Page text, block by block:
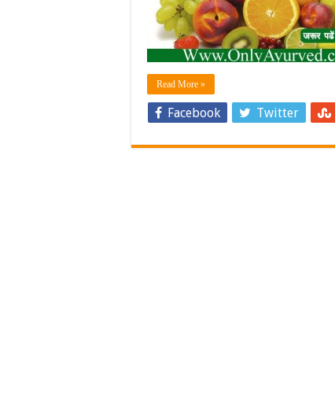
Read More »
Facebook Twitter